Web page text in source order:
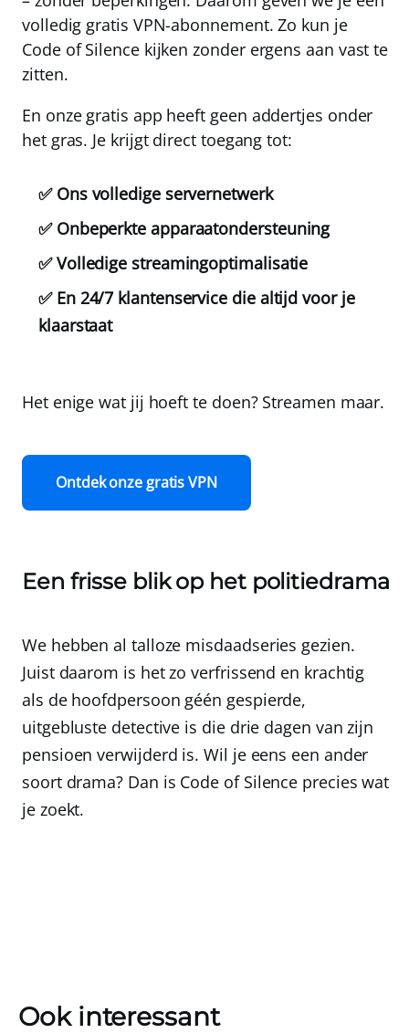
volledig gratis VPN-abonnement. Zo kun je
Code of Silence kijken zonder ergens aan vast te
zitten.
En onze gratis app heeft geen addertjes onder
het gras. Je krijgt direct toegang tot:
✅ Ons volledige servernetwerk
✅ Onbeperkte apparaatondersteuning
✅ Volledige streamingoptimalisatie
✅ En 24/7 klantenservice die altijd voor je
klaarstaat
Het enige wat jij hoeft te doen? Streamen maar.
Ontdek onze gratis VPN
Een frisse blik op het politiedrama
We hebben al talloze misdaadseries gezien.
Juist daarom is het zo verfrissend en krachtig
als de hoofdpersoon géén gespierde,
uitgebluste detective is die drie dagen van zijn
pensioen verwijderd is. Wil je eens een ander
soort drama? Dan is Code of Silence precies wat
je zoekt.
Ook interessant